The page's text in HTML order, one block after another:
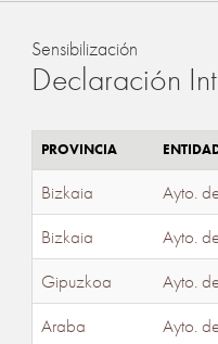
Sensibilización
Declaración
PROVINCIA
Bizkaia Ayto.
Bizkaia
Ayto.
Gipuzkoa
Ayto.
Araba
Ayto.